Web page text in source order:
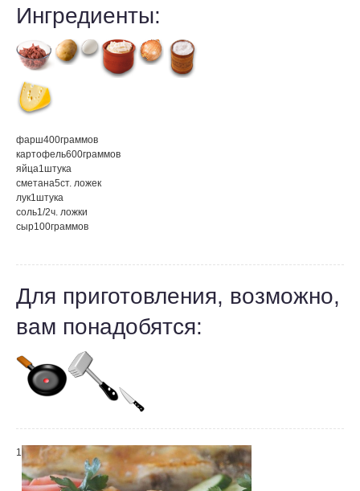
Ингредиенты:
фарш400граммов
картофель600граммов
яйца1штука
сметана5ст. ложек
лук1штука
соль1/2ч. ложки
сыр100граммов
Для приготовления, возможно,
вам понадобятся:
1